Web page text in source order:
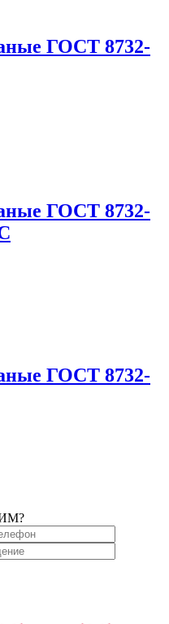
ГОСТ 8732-
ГОСТ 8732-
ГОСТ 8732-